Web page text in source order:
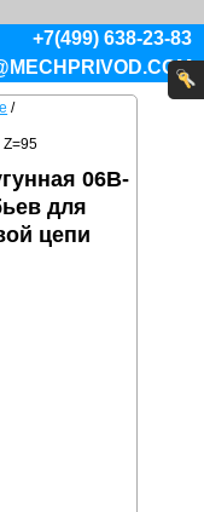
+7(499) 638-23-83
/
Z=95
06B-
для
цепи